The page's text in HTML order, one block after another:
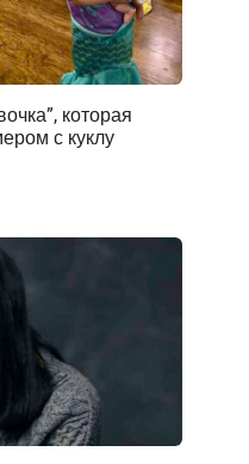
которая
с куклу